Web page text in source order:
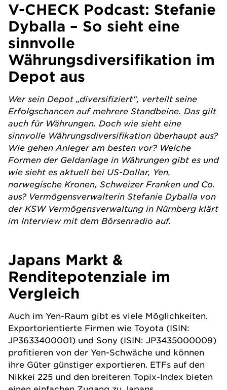
V-CHECK Podcast: Stefanie
Dyballa – So sieht eine
sinnvolle
Währungsdiversifikation im
Depot aus
Wer sein Depot „diversifiziert“, verteilt seine
Erfolgschancen auf mehrere Standbeine. Das gilt
auch für Währungen. Doch wie sieht eine
sinnvolle Währungsdiversifikation überhaupt aus?
Wie gehen Anleger am besten vor? Welche
Formen der Geldanlage in Währungen gibt es und
wie sieht es aktuell bei US-Dollar, Yen,
norwegische Kronen, Schweizer Franken und Co.
aus? Vermögensverwalterin Stefanie Dyballa von
der KSW Vermögensverwaltung in Nürnberg klärt
im Interview mit dem Börsenradio auf.
Japans Markt &
Renditepotenziale im
Vergleich
Auch im Yen-Raum gibt es viele Möglichkeiten.
Exportorientierte Firmen wie Toyota (ISIN:
JP3633400001) und Sony (ISIN: JP3435000009)
profitieren von der Yen-Schwäche und können
ihre Güter günstiger exportieren. ETFs auf den
Nikkei 225 und den breiteren Topix-Index bieten